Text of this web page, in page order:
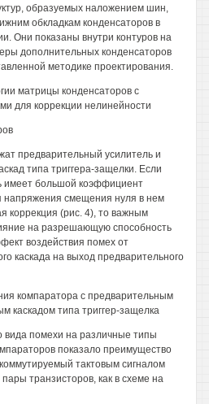
образуемых наложением шин,
обкладкам конденсаторов в
Они показаны внутри контуров на
дополнительных конденсаторов
методике проектирования.
матрицы конденсаторов с
для коррекции нелинейности
предварительный усилитель и
типа триггера-защелки. Если
имеет большой коэффициент
напряжения смещения нуля в нем
коррекция (рис. 4), то важным
на разрешающую способность
воздействия помех от
каскада на выход предварительного
компаратора с предварительным
каскадом типа триггер-защелка
вида помехи на различные типы
показало преимущество
тактовым сигналом
транзисторов, как в схеме на